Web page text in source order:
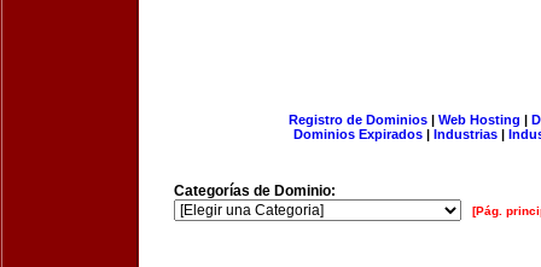
Registro de Dominios| Web Hosting |
Dominios Expirados | Industrias |
Categorías de Dominio:
[Pág.